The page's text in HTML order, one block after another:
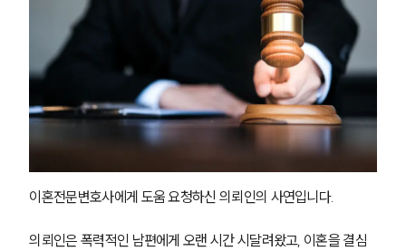
이혼전문변호사에게 도움 요청하신 의뢰인의 사연입니다.
의뢰인은 폭력적인 남편에게 오랜 시간 시달려왔고, 이혼을 결심